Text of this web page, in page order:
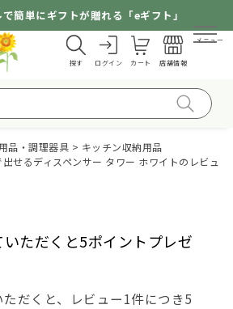
簡単にギフトが贈れる「eギフト」
探す ログイン カート 店舗情報
メニュー
品・調理器具
キッチン収納用品
せるディスペンサー タワー ホワイトのレビュ
ただくと5ポイントプレゼ
だくと、レビュー1件につき5